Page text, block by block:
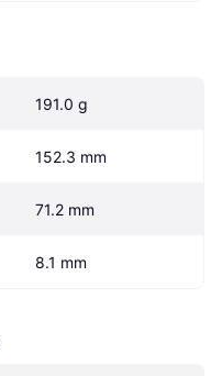
191.0 g
152.3 mm
71.2 mm
8.1 mm